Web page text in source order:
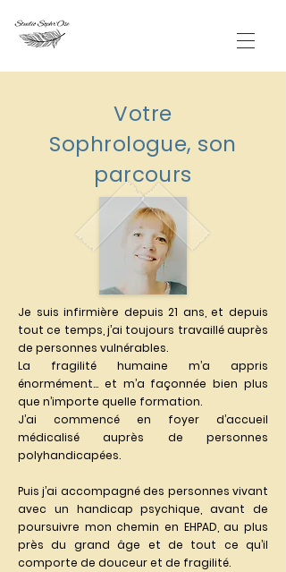
Votre
Sophrologue, son
parcours
Je suis infirmière depuis 21 ans, et depuis
tout ce temps, j’ai toujours travaillé auprès
de personnes vulnérables.
La fragilité humaine m’a appris
énormément… et m’a façonnée bien plus
que n’importe quelle formation.
J’ai commencé en foyer d’accueil
médicalisé auprès de personnes
polyhandicapées.
Puis j’ai accompagné des personnes vivant
avec un handicap psychique, avant de
poursuivre mon chemin en EHPAD, au plus
près du grand âge et de tout ce qu’il
comporte de douceur et de fragilité.